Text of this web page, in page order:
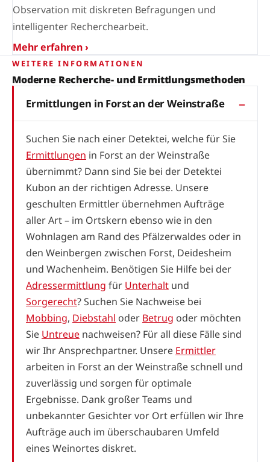
Observation mit diskreten Befragungen und
intelligenter Recherchearbeit.
Mehr erfahren ›
WEITERE INFORMATIONEN
Moderne Recherche- und Ermittlungsmethoden
Ermittlungen in Forst an der Weinstraße
Suchen Sie nach einer Detektei, welche für Sie
Ermittlungen in Forst an der Weinstraße
übernimmt? Dann sind Sie bei der Detektei
Kubon an der richtigen Adresse. Unsere
geschulten Ermittler übernehmen Aufträge
aller Art – im Ortskern ebenso wie in den
Wohnlagen am Rand des Pfälzerwaldes oder in
den Weinbergen zwischen Forst, Deidesheim
und Wachenheim. Benötigen Sie Hilfe bei der
Adressermittlung für Unterhalt und
Sorgerecht? Suchen Sie Nachweise bei
Mobbing, Diebstahl oder Betrug oder möchten
Sie Untreue nachweisen? Für all diese Fälle sind
wir Ihr Ansprechpartner. Unsere Ermittler
arbeiten in Forst an der Weinstraße schnell und
zuverlässig und sorgen für optimale
Ergebnisse. Dank großer Teams und
unbekannter Gesichter vor Ort erfüllen wir Ihre
Aufträge auch im überschaubaren Umfeld
eines Weinortes diskret.